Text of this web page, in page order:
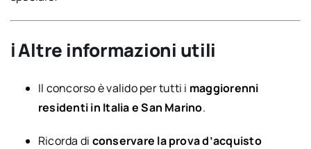
ℹ️ Altre informazioni utili
Il concorso è valido per tutti i maggiorenni
residenti in Italia e San Marino.
Ricorda di conservare la prova d’acquisto